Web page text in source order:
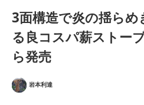
3面構造で炎の揺ら
る良コスパ薪ストー
ら発売
岩本利達